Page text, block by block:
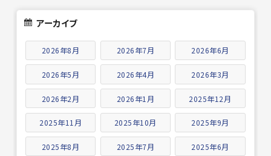
アーカイブ
2026年8月 2026年7月 2026年6月
2026年5月 2026年4月 2026年3月
2026年2月 2026年1月 2025年12月
2025年11月 2025年10月 2025年9月
2025年8月 2025年7月 2025年6月